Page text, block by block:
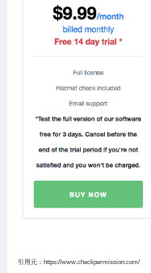
引用元：https://www.checkpermission.com/